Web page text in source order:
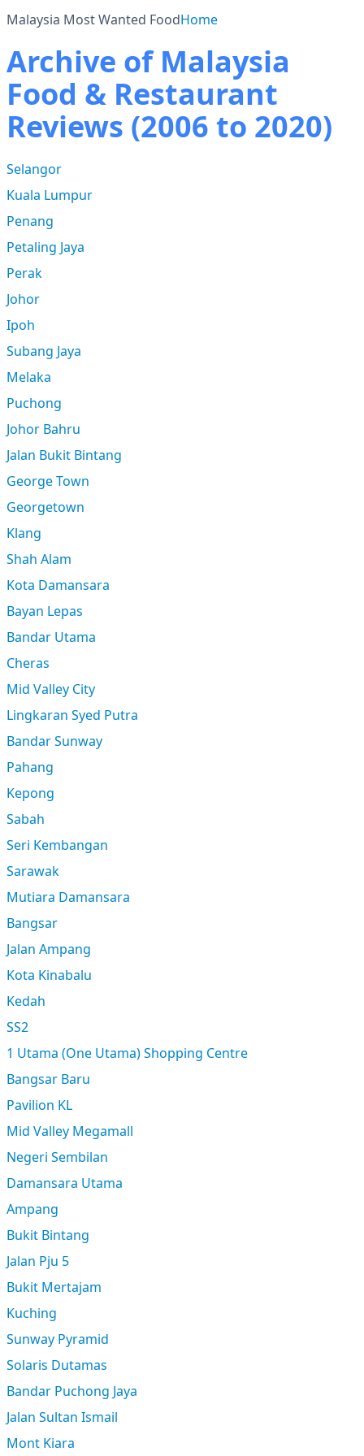
Malaysia Most Wanted FoodHome
Archive of Malaysia
Food & Restaurant
Reviews (2006 to 2020)
Selangor
Kuala Lumpur
Penang
Petaling Jaya
Perak
Johor
Ipoh
Subang Jaya
Melaka
Puchong
Johor Bahru
Jalan Bukit Bintang
George Town
Georgetown
Klang
Shah Alam
Kota Damansara
Bayan Lepas
Bandar Utama
Cheras
Mid Valley City
Lingkaran Syed Putra
Bandar Sunway
Pahang
Kepong
Sabah
Seri Kembangan
Sarawak
Mutiara Damansara
Bangsar
Jalan Ampang
Kota Kinabalu
Kedah
SS2
1 Utama (One Utama) Shopping Centre
Bangsar Baru
Pavilion KL
Mid Valley Megamall
Negeri Sembilan
Damansara Utama
Ampang
Bukit Bintang
Jalan Pju 5
Bukit Mertajam
Kuching
Sunway Pyramid
Solaris Dutamas
Bandar Puchong Jaya
Jalan Sultan Ismail
Mont Kiara